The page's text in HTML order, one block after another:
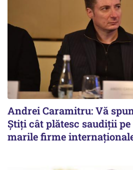
Andrei Caramitru: Vă
Știți cât plătesc saudiții
marile firme